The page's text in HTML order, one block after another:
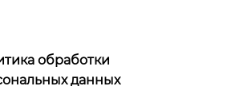
обработки
данных